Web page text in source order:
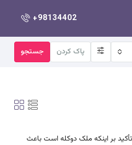
+98134402
پاک کردن جستجو
بر اینکه ملک دوکله است باعث